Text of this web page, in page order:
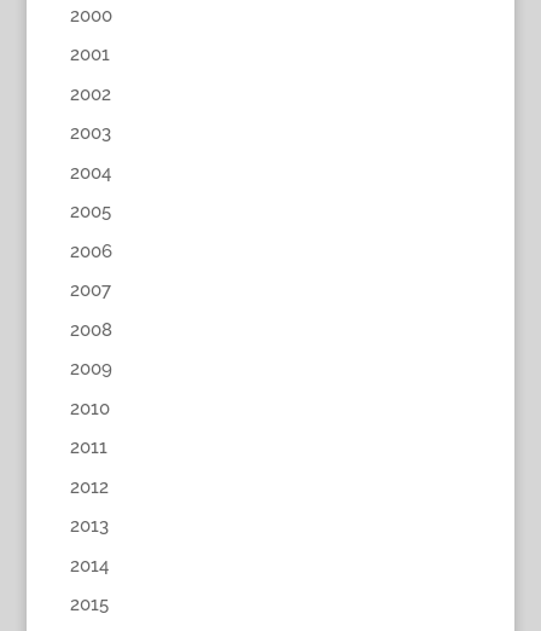
2000
2001
2002
2003
2004
2005
2006
2007
2008
2009
2010
2011
2012
2013
2014
2015